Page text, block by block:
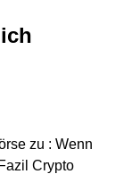
zu : Wenn
Crypto